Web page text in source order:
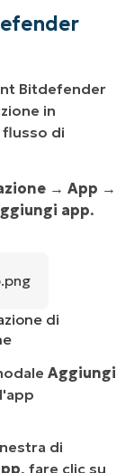
Bitdefender
in
di
→ App →
app.
di
Aggiungi
di
, fare clic su